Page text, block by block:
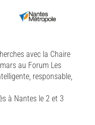
avec la Chaire
au Forum Les
responsable,
à Nantes le 2 et 3